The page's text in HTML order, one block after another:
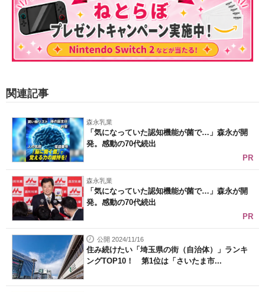
関連記事
森永乳業
「気になっていた認知機能が菌で…」森永が開
発。感動の70代続出
PR
森永乳業
「気になっていた認知機能が菌で…」森永が開
発。感動の70代続出
PR
公開 2024/11/16
住み続けたい「埼玉県の街（自治体）」ランキ
ングTOP10！ 第1位は「さいたま市...